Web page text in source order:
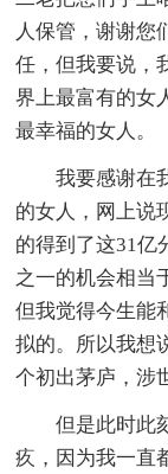
人保管，谢谢您
任，但我要说，
界上最富有的女
最幸福的女人。
我要感谢在
的女人，网上说
的得到了这31亿
之一的机会相当
但我觉得今生能
拟的。所以我想
个初出茅庐，涉
但是此时此
疚，因为我一直